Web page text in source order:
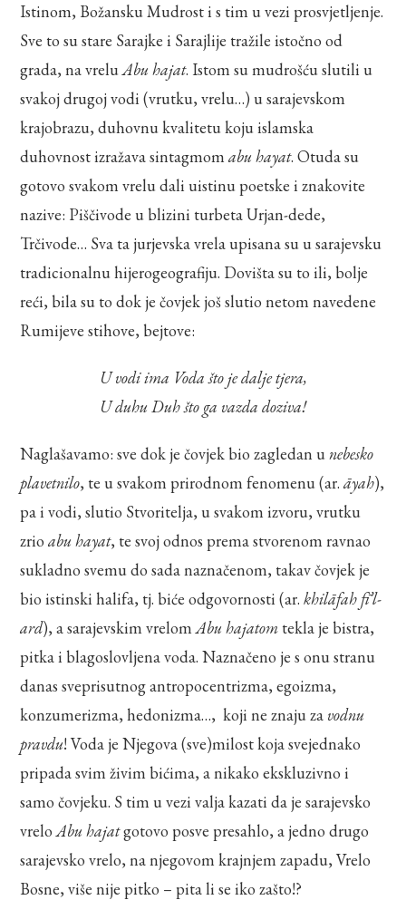
Istinom, Božansku Mudrost i s tim u vezi prosvjetljenje.
Sve to su stare Sarajke i Sarajlije tražile istočno od
grada, na vreluAbu hajat. Istom su mudrošću slutili u
svakoj drugoj vodi (vrutku, vrelu…) u sarajevskom
krajobrazu, duhovnu kvalitetu koju islamska
duhovnost izražava sintagmomabu hayat. Otuda su
gotovo svakom vrelu dali uistinu poetske i znakovite
nazive: Piščivode u blizini turbeta Urjan-dede,
Trčivode… Sva ta jurjevska vrela upisana su u sarajevsku
tradicionalnu hijerogeografiju. Dovišta su to ili, bolje
reći, bila su to dok je čovjek još slutio netom navedene
Rumijeve stihove, bejtove:
U vodi ima Voda što je dalje tjera,
U duhu Duh što ga vazda doziva!
Naglašavamo: sve dok je čovjek bio zagledan unebesko
plavetnilo, te u svakom prirodnom fenomenu (ar.āyah),
pa i vodi, slutio Stvoritelja, u svakom izvoru, vrutku
zrioabu hayat, te svoj odnos prema stvorenom ravnao
sukladno svemu do sada naznačenom, takav čovjek je
bio istinski halifa, tj. biće odgovornosti (ar.khilāfah fī’l-
ard), a sarajevskim vrelomAbu hajatom tekla je bistra,
pitka i blagoslovljena voda. Naznačeno je s onu stranu
danas sveprisutnog antropocentrizma, egoizma,
konzumerizma, hedonizma…, koji ne znaju za vodnu
pravdu! Voda je Njegova (sve)milost koja svejednako
pripada svim živim bićima, a nikako ekskluzivno i
samo čovjeku. S tim u vezi valja kazati da je sarajevsko
vreloAbu hajatgotovo posve presahlo, a jedno drugo
sarajevsko vrelo, na njegovom krajnjem zapadu, Vrelo
Bosne, više nije pitko – pita li se iko zašto!?